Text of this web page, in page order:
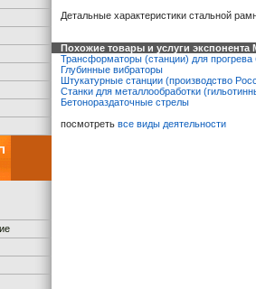
Детальные характеристики стальной
Похожие товары и услуги
Трансформаторы (станции) для прогрева
Глубинные вибраторы
Штукатурные станции (производство
Станки для металлообработки
Бетонораздаточные стрелы
посмотреть все виды деятельности